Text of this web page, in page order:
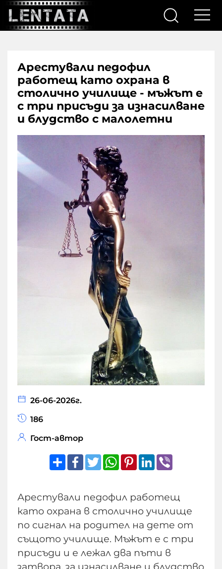
Арестували педофил
работещ като охрана в
столично училище - мъжът е
с три присъди за изнасилване
и блудство с малолетни
26-06-2026г.
186
Гост-автор
ShareFacebook
TwitterWhatsApp
Pinterest
LinkedIn
Арестували педофил работещ
като охрана в столично училище
по сигнал на родител на дете от
същото училище. Мъжът е с три
присъди и е лежал два пъти в